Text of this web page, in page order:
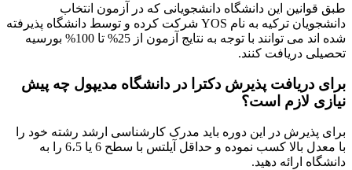
طبق قوانین این دانشگاه دانشجویانی که در آزمون انتخاب
دانشجویان ترکیه به نام YOS شرکت کرده و توسط دانشگاه پذیرفته
شده اند می توانند با توجه به نتایج آزمون از 25% تا 100% بورسیه
تحصیلی دریافت کنند.
برای دریافت پذیرش دکترا در دانشگاه مدیپول چه پیش
نیازی لازم است؟
برای پذیرش در این دوره باید مدرک کارشناسی ارشد رشته خود را
با معدل بالا کسب نموده و حداقل آیلتس با سطح 6 یا 6،5 را به
دانشگاه ارائه دهید.